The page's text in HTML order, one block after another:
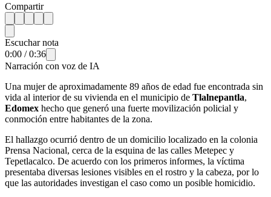
Compartir
Escuchar nota
0:00 /0:36
Narración con voz de IA
Una mujer de aproximadamente 89 años de edad fue encontrada sin
vida al interior de su vivienda en el municipio de Tlalnepantla,
Edomex hecho que generó una fuerte movilización policial y
conmoción entre habitantes de la zona.
El hallazgo ocurrió dentro de un domicilio localizado en la colonia
Prensa Nacional, cerca de la esquina de las calles Metepec y
Tepetlacalco. De acuerdo con los primeros informes, la víctima
presentaba diversas lesiones visibles en el rostro y la cabeza, por lo
que las autoridades investigan el caso como un posible homicidio.